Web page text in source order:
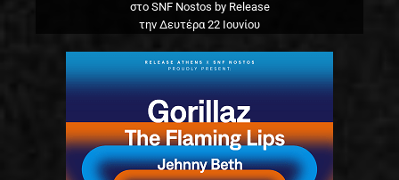
στο SNF Nostos by Release
την Δευτέρα 22 Ιουνίου